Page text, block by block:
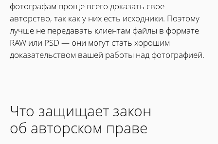
фотографам проще всего доказать свое
авторство, так как у них есть исходники. Поэтому
лучше не передавать клиентам файлы в формате
RAW или PSD — они могут стать хорошим
доказательством вашей работы над фотографией.
Что защищает закон
об авторском праве